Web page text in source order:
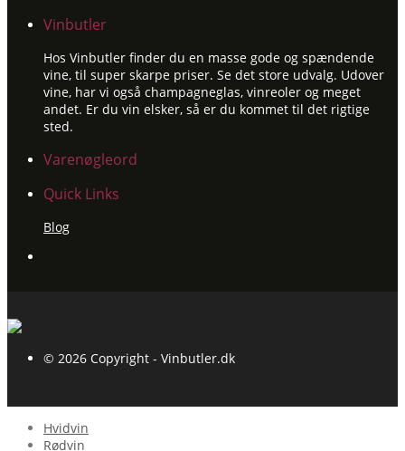
Vinbutler
Hos Vinbutler finder du en masse gode og spændende
vine, til super skarpe priser. Se det store udvalg. Udover
vine, har vi også champagneglas, vinreoler og meget
andet. Er du vin elsker, så er du kommet til det rigtige
sted.
Varenøgleord
Quick Links
Blog
© 2026 Copyright - Vinbutler.dk
Hvidvin
Rødvin